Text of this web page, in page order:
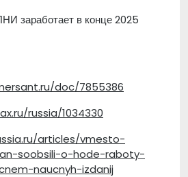
заработает в конце 2025
doc/7855386
russia/1034330
articles/vmesto-
soobsili-o-hode-raboty-
naucnyh-izdanij